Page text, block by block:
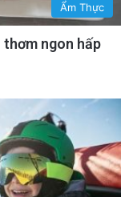
Ẩm Thực
ngon hấp